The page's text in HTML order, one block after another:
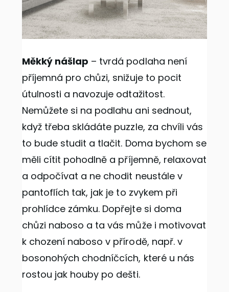
Měkký nášlap – tvrdá podlaha není
příjemná pro chůzi, snižuje to pocit
útulnosti a navozuje odtažitost.
Nemůžete si na podlahu ani sednout,
když třeba skládáte puzzle, za chvíli vás
to bude studit a tlačit. Doma bychom se
měli cítit pohodlně a příjemně, relaxovat
a odpočívat a ne chodit neustále v
pantoflích tak, jak je to zvykem při
prohlídce zámku. Dopřejte si doma
chůzi naboso a ta vás může i motivovat
k chození naboso v přírodě, např. v
bosonohých chodníčcích, které u nás
rostou jak houby po dešti.